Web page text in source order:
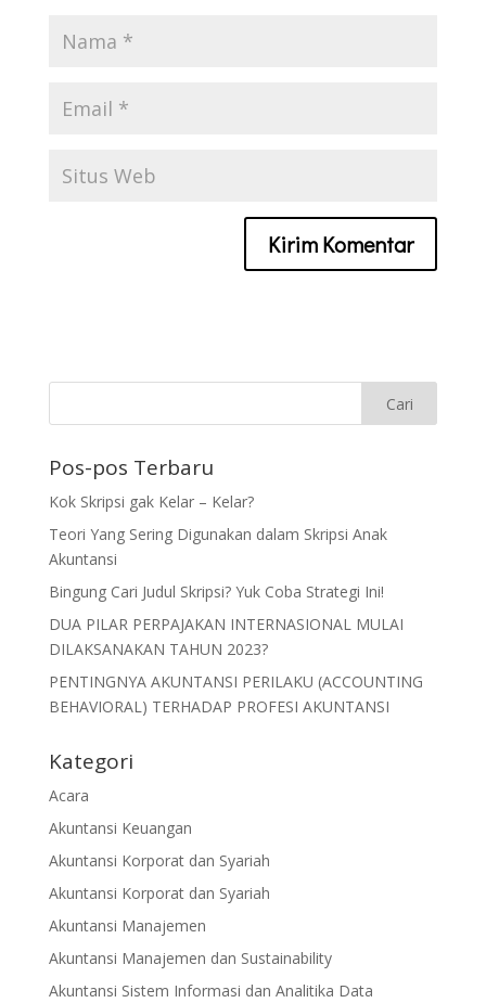
Pos-pos Terbaru
Kok Skripsi gak Kelar – Kelar?
Teori Yang Sering Digunakan dalam Skripsi Anak
Akuntansi
Bingung Cari Judul Skripsi? Yuk Coba Strategi Ini!
DUA PILAR PERPAJAKAN INTERNASIONAL MULAI
DILAKSANAKAN TAHUN 2023?
PENTINGNYA AKUNTANSI PERILAKU (ACCOUNTING
BEHAVIORAL) TERHADAP PROFESI AKUNTANSI
Kategori
Acara
Akuntansi Keuangan
Akuntansi Korporat dan Syariah
Akuntansi Korporat dan Syariah
Akuntansi Manajemen
Akuntansi Manajemen dan Sustainability
Akuntansi Sistem Informasi dan Analitika Data